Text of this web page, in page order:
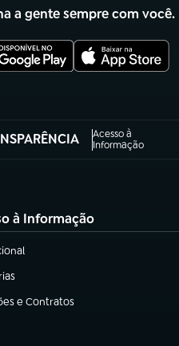
a gente sempre com você.
Acesso à
Informação
nova aba)
à Informação
nova aba)
nova aba)
e Contratos
nova aba)
nova aba)